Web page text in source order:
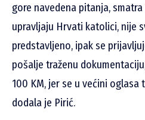
gore navedena pitanja,
upravljaju Hrvati katolici, nije
predstavljeno, ipak se
pošalje traženu
100 KM, jer se u većini oglasa
dodala je Pirić.